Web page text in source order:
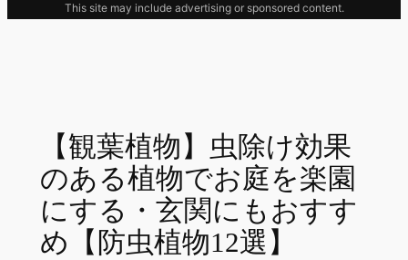
This site may include advertising or sponsored content.
【観葉植物】虫除け効果
のある植物でお庭を楽園
にする・玄関にもおすす
め【防虫植物12選】